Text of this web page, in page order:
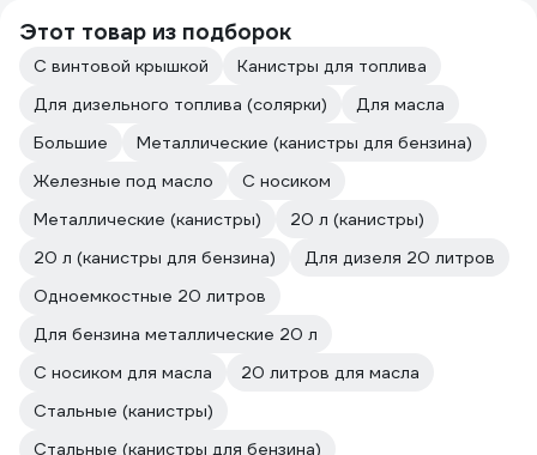
Этот товар из подборок
С винтовой крышкой
Канистры для топлива
Для дизельного топлива (солярки)
Для масла
Большие
Металлические (канистры для бензина)
Железные под масло
С носиком
Металлические (канистры)
20 л (канистры)
20 л (канистры для бензина)
Для дизеля 20 литров
Одноемкостные 20 литров
Для бензина металлические 20 л
С носиком для масла
20 литров для масла
Стальные (канистры)
Стальные (канистры для бензина)